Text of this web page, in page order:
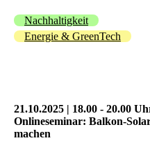
Nachhaltigkeit
Energie & GreenTech
21.10.2025 | 18.00 - 20.00
Onlineseminar: Balkon-
machen